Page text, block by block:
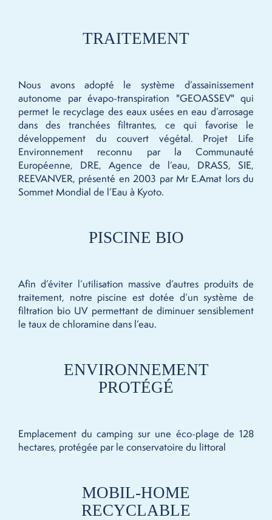
TRAITEMENT
Nous avons adopté le système d’assainissement
autonome par évapo-transpiration "GEOASSEV" qui
permet le recyclage des eaux usées en eau d’arrosage
dans des tranchées filtrantes, ce qui favorise le
développement du couvert végétal. Projet Life
Environnement reconnu par la Communauté
Européenne, DRE, Agence de l’eau, DRASS, SIE,
REEVANVER, présenté en 2003 par Mr E.Amat lors du
Sommet Mondial de l’Eau à Kyoto.
PISCINE BIO
Afin d’éviter l’utilisation massive d’autres produits de
traitement, notre piscine est dotée d’un système de
filtration bio UV permettant de diminuer sensiblement
le taux de chloramine dans l’eau.
ENVIRONNEMENT
PROTÉGÉ
Emplacement du camping sur une éco-plage de 128
hectares, protégée par le conservatoire du littoral
MOBIL-HOME
RECYCLABLE